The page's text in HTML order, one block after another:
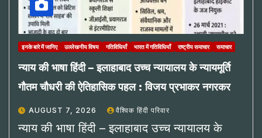
इनके बारे में जानिए उल्लेखनीय विषय गतिविधियाँ भारत में गतिविधियाँ राष्ट्रीय समाचार समाचार
न्याय की भाषा हिंदी – इलाहाबाद उच्च न्यायालय के न्यायमूर्ति
गौतम चौधरी की ऐतिहासिक पहल : विजय प्रभाकर नगरकर
AUGUST 7, 2026 वैश्विक हिंदी परिवार
न्याय की भाषा हिंदी – इलाहाबाद उच्च न्यायालय के